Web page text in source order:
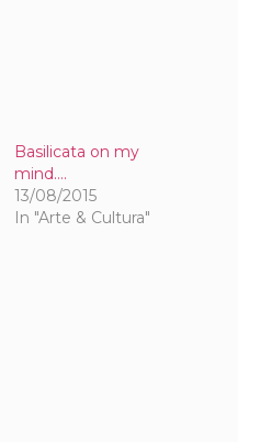
Basilicata on my
mind….
13/08/2015
In "Arte & Cultura"